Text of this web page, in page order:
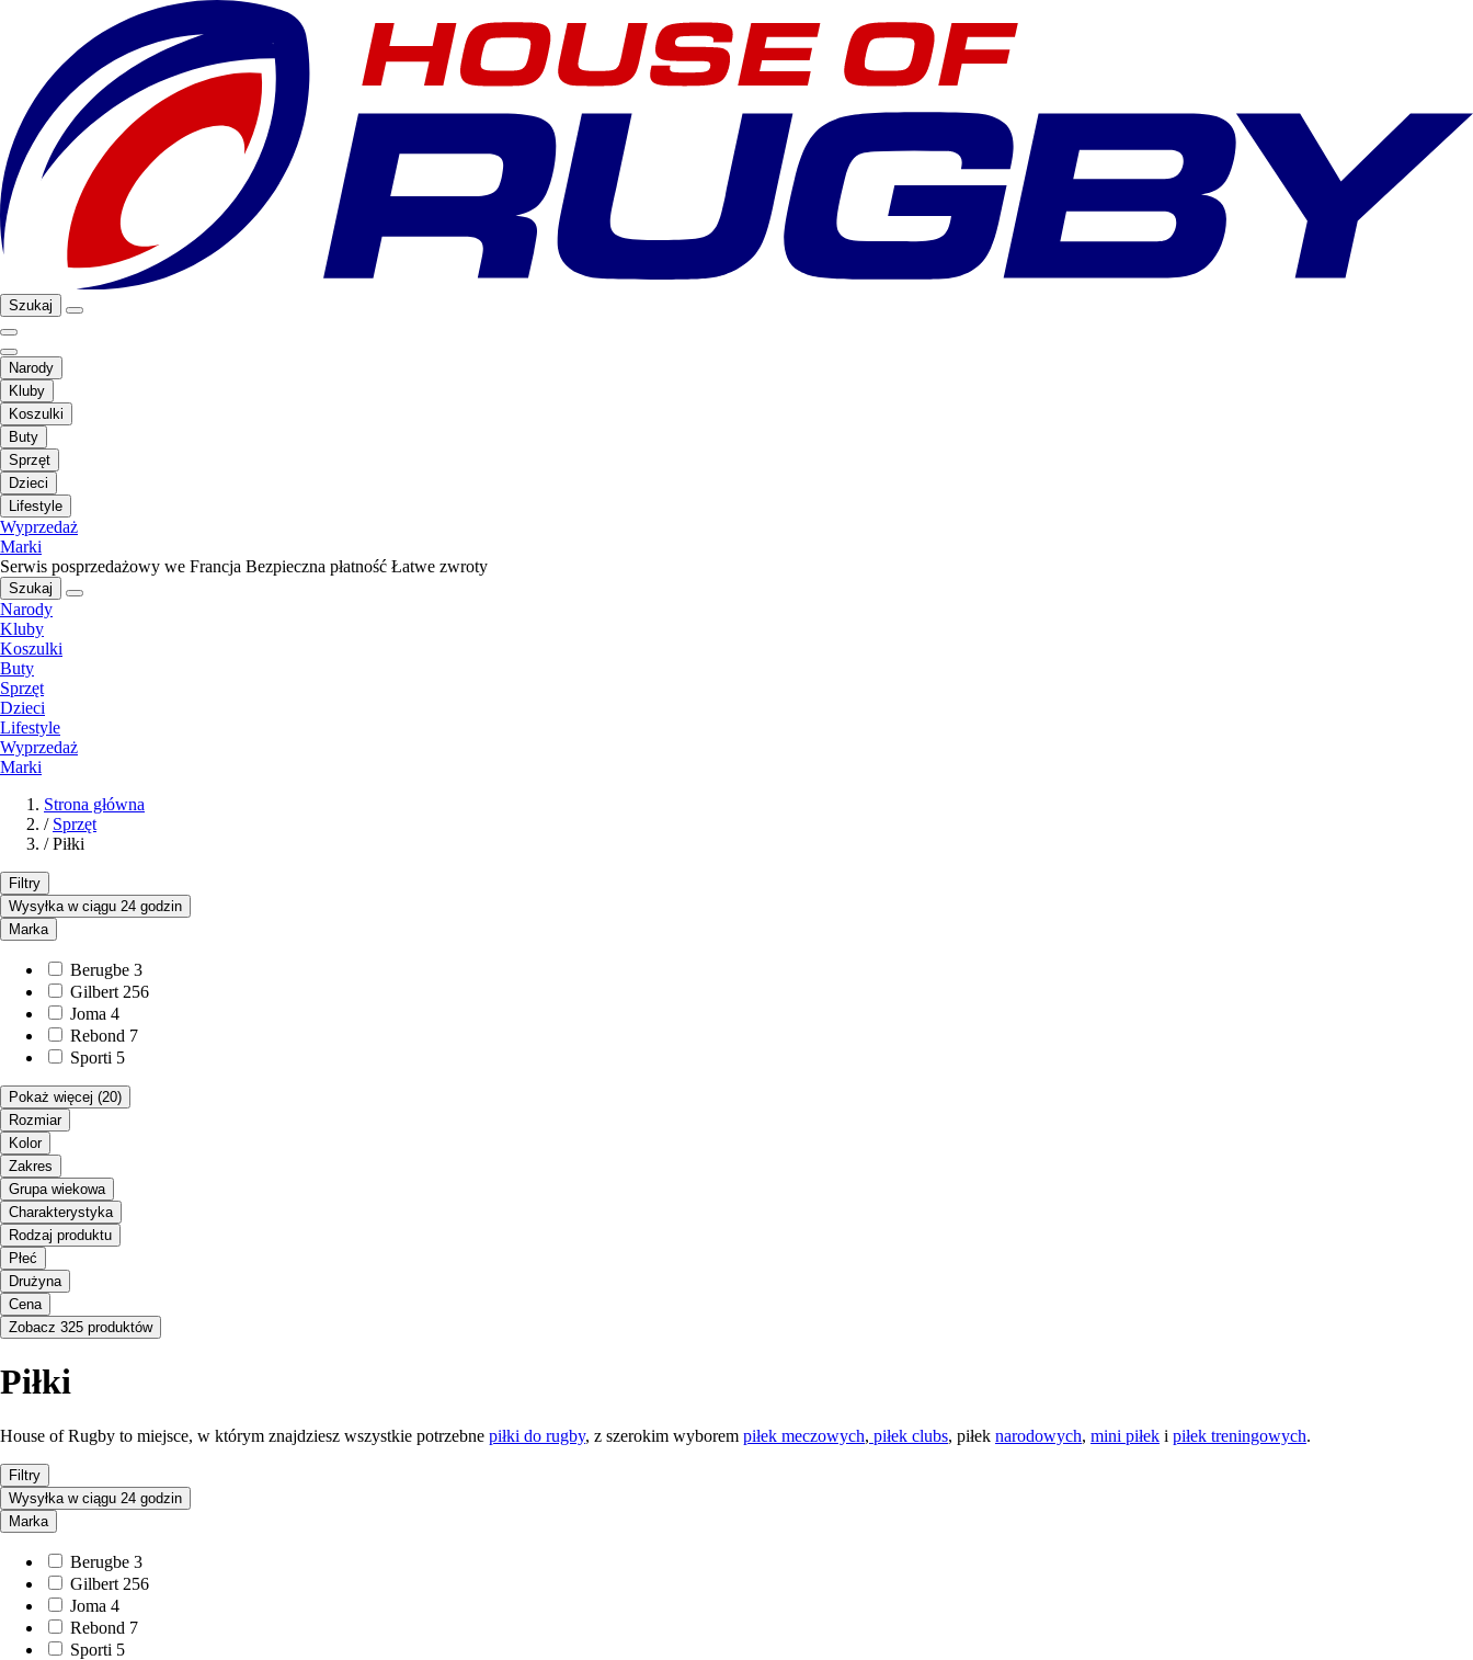
Szukaj
Narody
Kluby
Koszulki
Buty
Sprzęt
Dzieci
Lifestyle
Wyprzedaż
Marki
Serwis posprzedażowy we Francja Bezpieczna płatność Łatwe zwroty
Szukaj
Narody
Kluby
Koszulki
Buty
Sprzęt
Dzieci
Lifestyle
Wyprzedaż
Marki
Strona główna
/ Sprzęt
/ Piłki
Filtry
Wysyłka w ciągu 24 godzin
Marka
Berugbe 3
Gilbert 256
Joma 4
Rebond 7
Sporti 5
Pokaż więcej (20)
Rozmiar
Kolor
Zakres
Grupa wiekowa
Charakterystyka
Rodzaj produktu
Płeć
Drużyna
Cena
Zobacz 325 produktów
Piłki
House of Rugby to miejsce, w którym znajdziesz wszystkie potrzebne piłki do rugby, z szerokim wyborem piłek meczowych, piłek clubs, piłek narodowych, mini piłek i piłek treningowych.
Filtry
Wysyłka w ciągu 24 godzin
Marka
Berugbe 3
Gilbert 256
Joma 4
Rebond 7
Sporti 5